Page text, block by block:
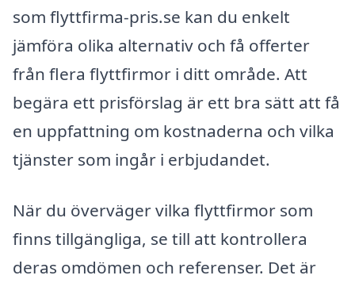
som flyttfirma-pris.se kan du enkelt
jämföra olika alternativ och få offerter
från flera flyttfirmor i ditt område. Att
begära ett prisförslag är ett bra sätt att få
en uppfattning om kostnaderna och vilka
tjänster som ingår i erbjudandet.
När du överväger vilka flyttfirmor som
finns tillgängliga, se till att kontrollera
deras omdömen och referenser. Det är